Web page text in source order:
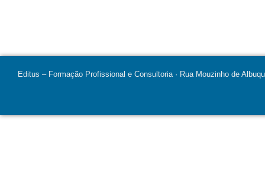
Editus – Formação Profissional e Consultoria · Rua Mouzinho de